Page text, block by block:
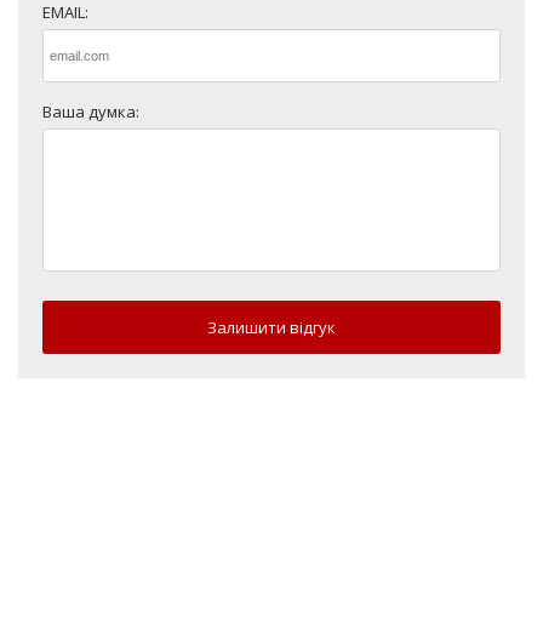
EMAIL:
Ваша думка:
Залишити відгук